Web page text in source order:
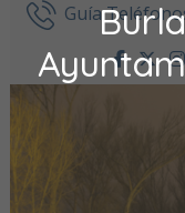
Ir al contenido
Guía